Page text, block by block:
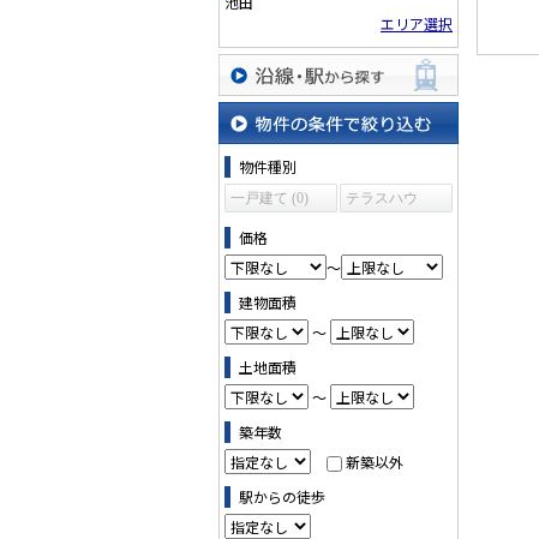
エリア選択
沿線・駅から探す
物件の条件で絞り込む
物件種別
一戸建て (0)
テラスハウ
価格
～
建物面積
～
土地面積
～
築年数
新築以外
駅からの徒歩